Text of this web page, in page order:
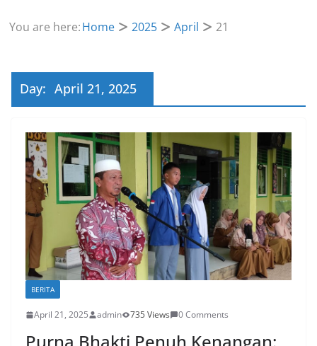
You are here:Home 2025 April 21
Day: April 21, 2025
BERITA
April 21, 2025 admin 735 Views 0 Comments